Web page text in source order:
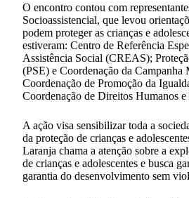
O encontro contou com
Socioassistencial, que levou
podem proteger as crianças e
estiveram: Centro de Referência
Assistência Social (CREAS);
(PSE) e Coordenação da Campanha
Coordenação de Promoção da
Coordenação de Direitos Humanos
A ação visa sensibilizar toda a
da proteção de crianças e
Laranja chama a atenção sobre a
de crianças e adolescentes e busca
garantia do desenvolvimento sem